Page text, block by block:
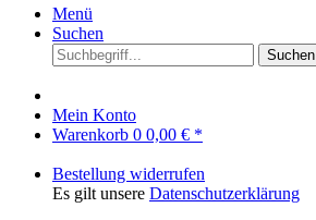
Menü
Suchen
Suchen
Mein Konto
Warenkorb 0 0,00 € *
Bestellung widerrufen
Es gilt unsere Datenschutzerklärung